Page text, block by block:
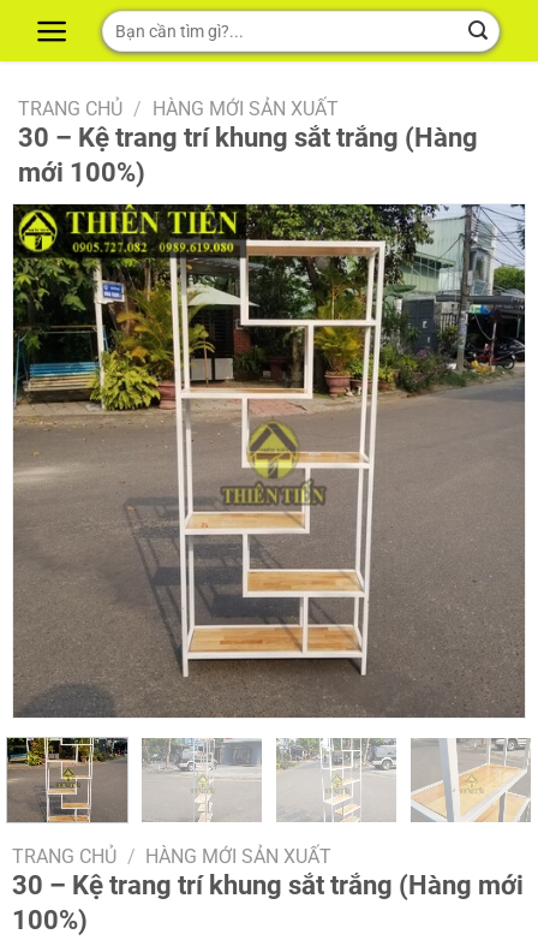
Tìm
kiếm:
TRANG CHỦ / HÀNG MỚI SẢN XUẤT
30 – Kệ trang trí khung sắt trắng (Hàng
mới 100%)
TRANG CHỦ / HÀNG MỚI SẢN XUẤT
30 – Kệ trang trí khung sắt trắng (Hàng mới
100%)